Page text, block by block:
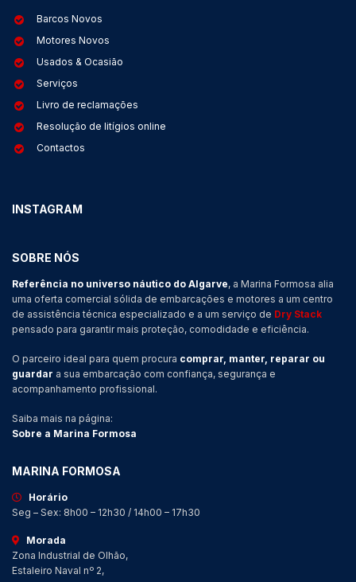
Barcos Novos
Motores Novos
Usados & Ocasião
Serviços
Livro de reclamações
Resolução de litígios online
Contactos
INSTAGRAM
SOBRE NÓS
Referência no universo náutico do Algarve, a Marina Formosa alia
uma oferta comercial sólida de embarcações e motores a um centro
de assistência técnica especializado e a um serviço de Dry Stack
pensado para garantir mais proteção, comodidade e eficiência.
O parceiro ideal para quem procura comprar, manter, reparar ou
guardar a sua embarcação com confiança, segurança e
acompanhamento profissional.
Saiba mais na página:
Sobre a Marina Formosa
MARINA FORMOSA
Horário
Seg – Sex: 8h00 – 12h30 / 14h00 – 17h30
Morada
Zona Industrial de Olhão,
Estaleiro Naval nº 2,